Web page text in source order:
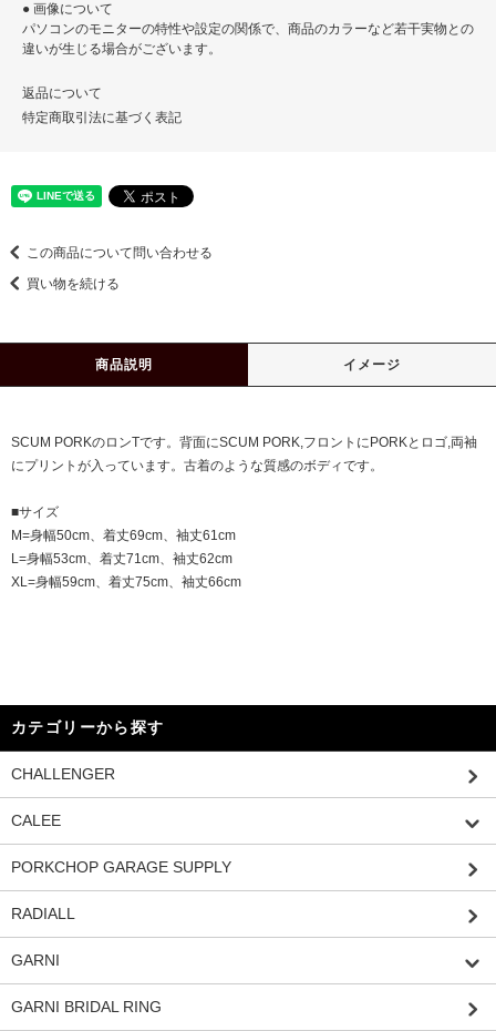
● 画像について
パソコンのモニターの特性や設定の関係で、商品のカラーなど若干実物との
違いが生じる場合がございます。
返品について
特定商取引法に基づく表記
この商品について問い合わせる
買い物を続ける
商品説明 イメージ
SCUM PORKのロンTです。背面にSCUM PORK,フロントにPORKとロゴ,両袖
にプリントが入っています。古着のような質感のボディです。
■サイズ
M=身幅50cm、着丈69cm、袖丈61cm
L=身幅53cm、着丈71cm、袖丈62cm
XL=身幅59cm、着丈75cm、袖丈66cm
カテゴリーから探す
CHALLENGER
CALEE
PORKCHOP GARAGE SUPPLY
RADIALL
GARNI
GARNI BRIDAL RING